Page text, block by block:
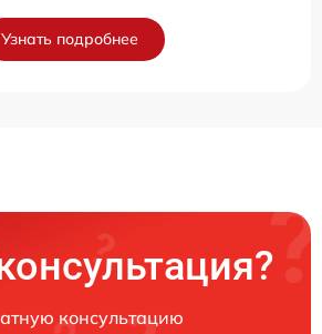
Узнать подробнее
консультацию